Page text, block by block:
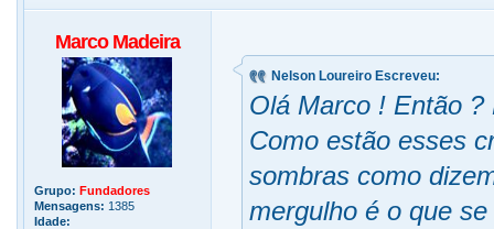
Marco Madeira
Grupo: Fundadores
Mensagens: 1385
Idade:
Nelson Loureiro Escreveu:
Olá Marco ! Então ?
Como estão esses
sombras como
mergulho é o que